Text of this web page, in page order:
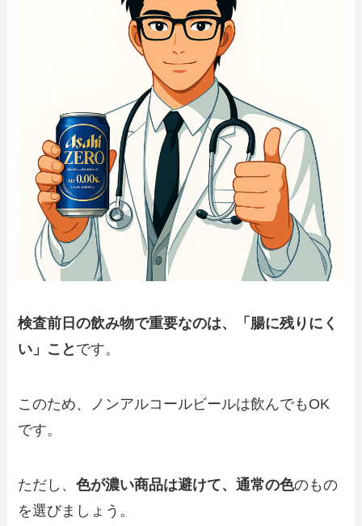
検査前日の飲み物で重要なのは、「腸に残りにく
い」こと です。
このため、ノンアルコールビールは飲んでもOK
です。
ただし、色が濃い商品は避けて、通常の色のもの
を選びましょう。